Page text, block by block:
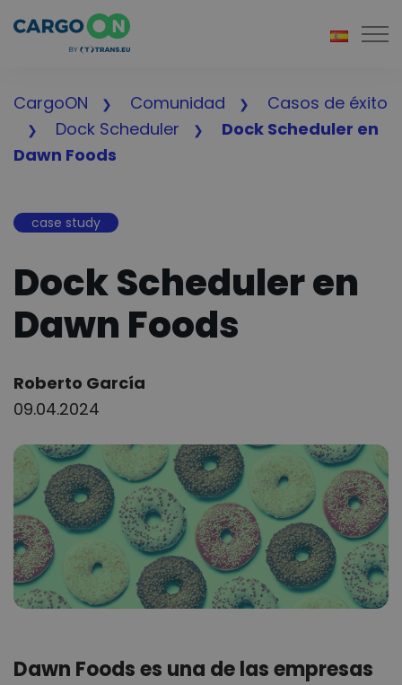
CargoON Comunidad
Casos de éxito
Dock Scheduler
Dock Scheduler en
Dawn Foods
case study
Dock Scheduler en
Dawn Foods
Author:
Roberto García
09.04.2024
Dawn Foods es una de las empresas